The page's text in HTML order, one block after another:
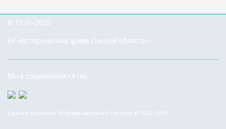
© 1920–2026
БУ «Исторический архив Омской области»
Мы в социальных сетях
Единая Архивная Информационная Система © 2022–2026